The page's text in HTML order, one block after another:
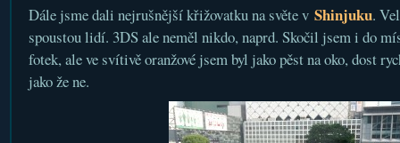
Dále jsme dali nejrušnější křižovatku na světe v Shinjuku.
spoustou lidí. 3DS ale neměl nikdo, naprd. Skočil jsem i do
fotek, ale ve svítivě oranžové jsem byl jako pěst na oko, dost
jako že ne.